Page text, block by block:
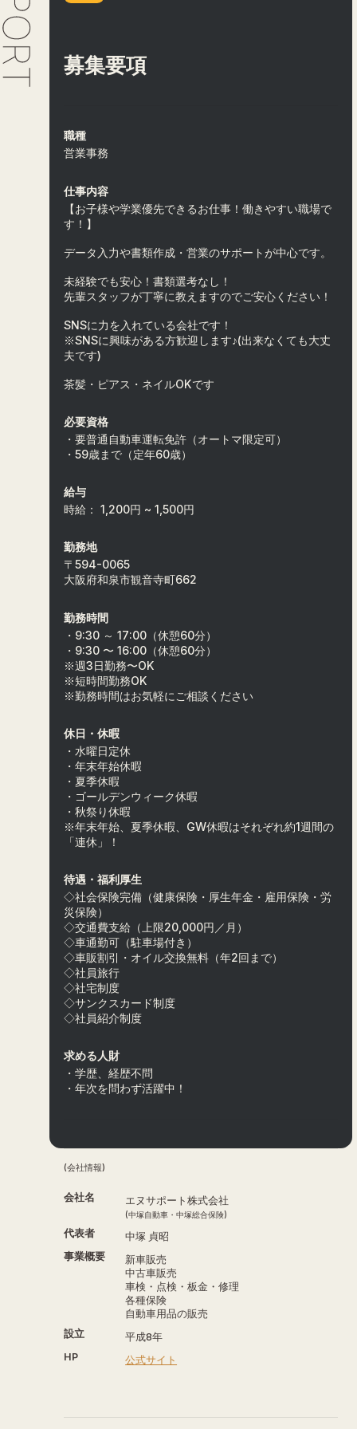
募集要項
職種
営業事務
仕事内容
【お子様や学業優先できるお仕事！働きやすい職場で
す！】
データ入力や書類作成・営業のサポートが中心です。
未経験でも安心！書類選考なし！
先輩スタッフが丁寧に教えますのでご安心ください！
SNSに力を入れている会社です！
※SNSに興味がある方歓迎します♪(出来なくても大丈
夫です)
茶髪・ピアス・ネイルOKです
必要資格
・要普通自動車運転免許（オートマ限定可）
・59歳まで（定年60歳）
給与
時給： 1,200円 ~ 1,500円
勤務地
〒594-0065
大阪府和泉市観音寺町662
勤務時間
・9:30 ～ 17:00（休憩60分）
・9:30 〜 16:00（休憩60分）
※週3日勤務〜OK
※短時間勤務OK
※勤務時間はお気軽にご相談ください
休日・休暇
・水曜日定休
・年末年始休暇
・夏季休暇
・ゴールデンウィーク休暇
・秋祭り休暇
※年末年始、夏季休暇、GW休暇はそれぞれ約1週間の
「連休」！
待遇・福利厚生
◇社会保険完備（健康保険・厚生年金・雇用保険・労
災保険）
◇交通費支給（上限20,000円／月）
◇車通勤可（駐車場付き）
◇車販割引・オイル交換無料（年2回まで）
◇社員旅行
◇社宅制度
◇サンクスカード制度
◇社員紹介制度
求める人財
・学歴、経歴不問
・年次を問わず活躍中！
(会社情報)
会社名 エヌサポート株式会社
(中塚自動車・中塚総合保険)
代表者
中塚 貞昭
事業概要
新車販売
中古車販売
車検・点検・板金・修理
各種保険
自動車用品の販売
設立
平成8年
HP
公式サイト